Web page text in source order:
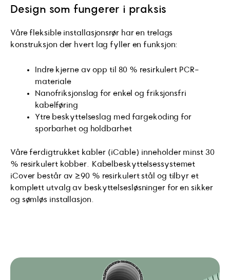
Design som fungerer i praksis
Våre fleksible installasjonsrør har en trelags
konstruksjon der hvert lag fyller en funksjon:
Indre kjerne av opp til 80 % resirkulert PCR-
materiale
Nanofriksjonslag for enkel og friksjonsfri
kabelføring
Ytre beskyttelseslag med fargekoding for
sporbarhet og holdbarhet
Våre ferdigtrukket kabler (iCable) inneholder minst 30
% resirkulert kobber. Kabelbeskyttelsessystemet
iCover består av ≥90 % resirkulert stål og tilbyr et
komplett utvalg av beskyttelsesløsninger for en sikker
og sømløs installasjon.